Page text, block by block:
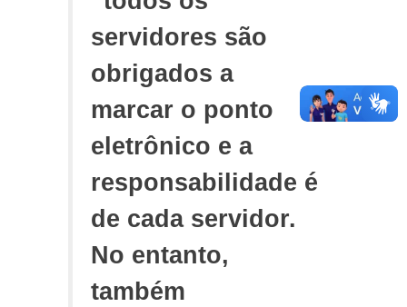
servidores são
obrigados a
marcar o ponto
eletrônico e a
responsabilidade é
de cada servidor.
No entanto,
também